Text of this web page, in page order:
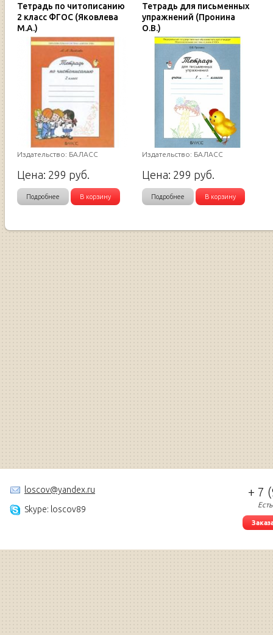
Тетрадь по читописанию
2 класс ФГОС (Яковлева
М.А.)
Издательство: БАЛАСС
Цена: 299 руб.
Подробнее В корзину
Тетрадь для письменных
упражнений (Пронина
О.В.)
Издательство: БАЛАСС
Цена: 299 руб.
Подробнее В корзину
loscov@yandex.ru
Skype: loscov89
+ 7